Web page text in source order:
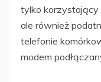
tylko korzystający
ale również
telefonie
modem